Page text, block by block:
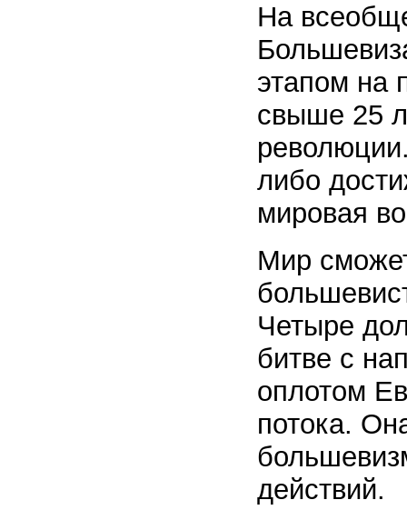
На
этапом на
свыше 25
либо
мировая
Мир
Четыре
битве с
оплотом
потока.
действий.